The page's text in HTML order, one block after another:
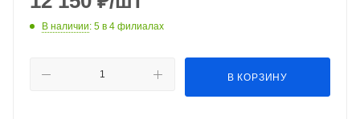
В наличии: 5 в 4 филиалах
В КОРЗИНУ